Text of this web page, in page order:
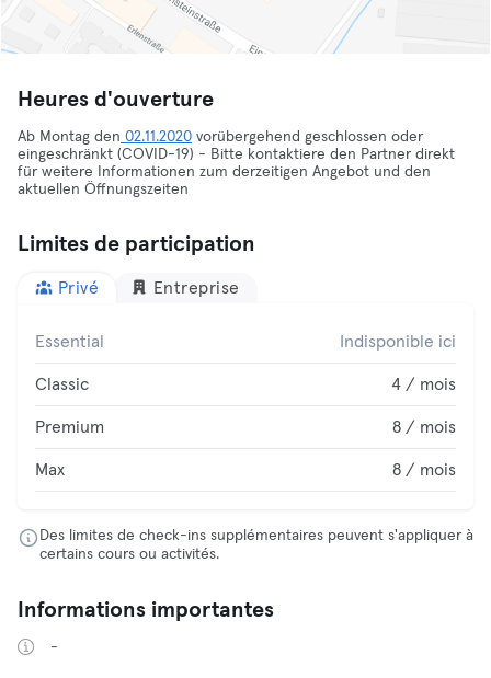
Heures d'ouverture
Ab Montag den 02.11.2020 vorübergehend geschlossen oder
eingeschränkt (COVID-19) - Bitte kontaktiere den Partner direkt
für weitere Informationen zum derzeitigen Angebot und den
aktuellen Öffnungszeiten
Limites de participation
Privé Entreprise
Essential Indisponible ici
Classic 4 / mois
Premium 8 / mois
Max 8 / mois
Des limites de check-ins supplémentaires peuvent s'appliquer à
certains cours ou activités.
Informations importantes
-